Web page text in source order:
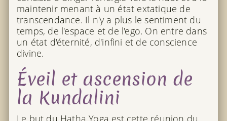
maintenir menant à un état extatique de
transcendance. Il n'y a plus le sentiment du
temps, de l'espace et de l'ego. On entre dans
un état d'éternité, d'infini et de conscience
divine.
Éveil et ascension de
la Kundalini